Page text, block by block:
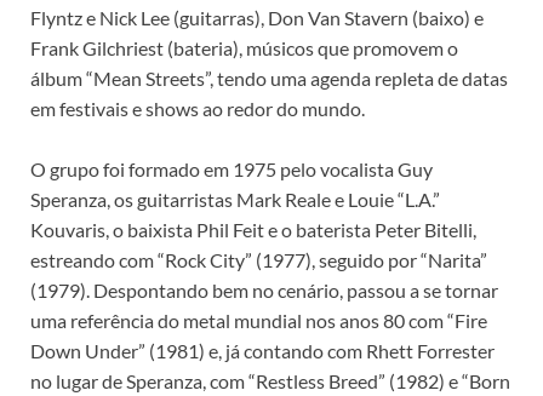
Flyntz e Nick Lee (guitarras), Don Van Stavern (baixo) e
Frank Gilchriest (bateria), músicos que promovem o
álbum “Mean Streets”, tendo uma agenda repleta de datas
em festivais e shows ao redor do mundo.
O grupo foi formado em 1975 pelo vocalista Guy
Speranza, os guitarristas Mark Reale e Louie “L.A.”
Kouvaris, o baixista Phil Feit e o baterista Peter Bitelli,
estreando com “Rock City” (1977), seguido por “Narita”
(1979). Despontando bem no cenário, passou a se tornar
uma referência do metal mundial nos anos 80 com “Fire
Down Under” (1981) e, já contando com Rhett Forrester
no lugar de Speranza, com “Restless Breed” (1982) e “Born